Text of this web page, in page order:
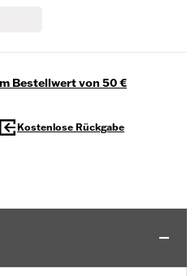
Bestellwert von 50 €
Kostenlose Rückgabe